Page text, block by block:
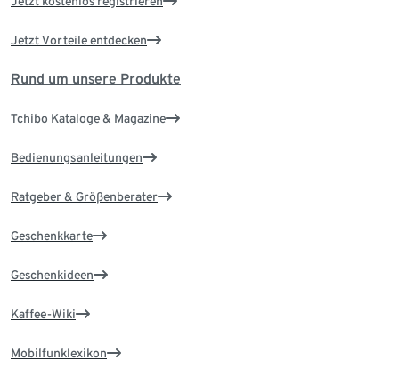
Jetzt Vorteile entdecken
Rund um unsere Produkte
Tchibo Kataloge & Magazine
Bedienungsanleitungen
Ratgeber & Größenberater
Geschenkkarte
Geschenkideen
Kaffee-Wiki
Mobilfunklexikon